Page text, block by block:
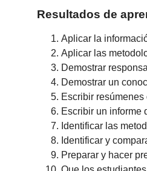
Resultados de
Aplicar la
Aplicar las
Demostrar
Demostrar un
Escribir
Escribir un informe
Identificar las
Identificar y
Preparar y hacer